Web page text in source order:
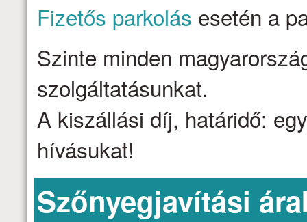
Fizetős parkolás esetén a
Szinte minden
szolgáltatásunkat.
A kiszállási díj, határidő:
hívásukat!
Szőnyegjavítási